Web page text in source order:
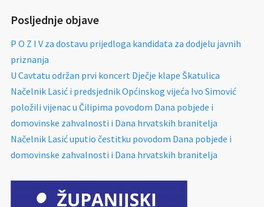
Posljednje objave
P O Z I V za dostavu prijedloga kandidata za dodjelu javnih
priznanja
U Cavtatu održan prvi koncert Dječje klape Škatulica
Načelnik Lasić i predsjednik Općinskog vijeća Ivo Simović
položili vijenac u Čilipima povodom Dana pobjede i
domovinske zahvalnosti i Dana hrvatskih branitelja
Načelnik Lasić uputio čestitku povodom Dana pobjede i
domovinske zahvalnosti i Dana hrvatskih branitelja